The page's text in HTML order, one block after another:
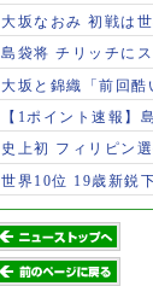
大坂なおみ 初戦は
島袋将 チリッチに
大坂と錦織「前回酷
【1ポイント速報】
史上初 フィリピン
世界10位 19歳新鋭